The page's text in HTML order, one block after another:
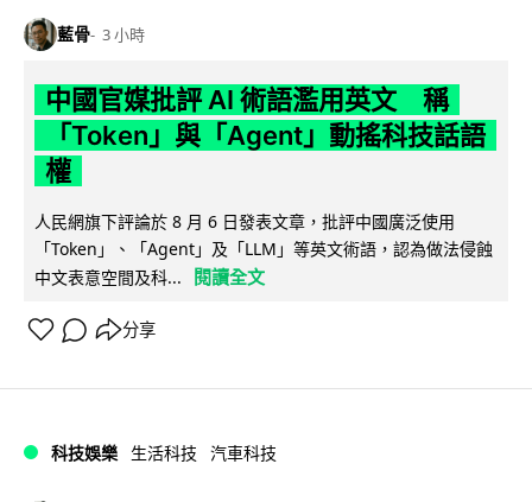
藍骨 3 小時
中國官媒批評 AI 術語濫用英文 稱
「Token」與「Agent」動搖科技話語
權
人民網旗下評論於 8 月 6 日發表文章，批評中國廣泛使用
「Token」、「Agent」及「LLM」等英文術語，認為做法侵蝕
中文表意空間及科...
閱讀全文
分享
科技娛樂 生活科技 汽車科技